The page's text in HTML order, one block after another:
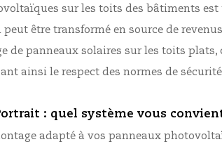
sur les toits des bâtiments est
être transformé en source de
de panneaux solaires sur les toits plats,
ainsi le respect des normes de
: quel système vous
adapté à vos panneaux